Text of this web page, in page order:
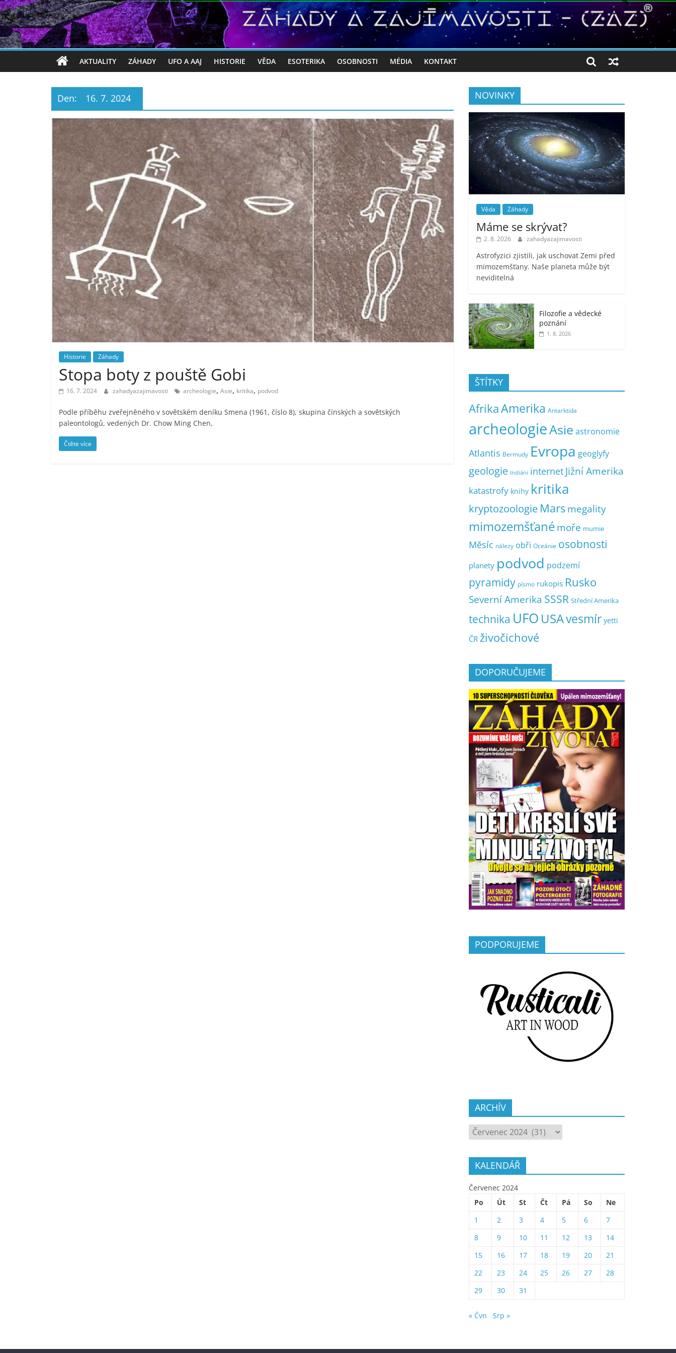
AKTUALITY ZÁHADY UFO A AAJ HISTORIE VĚDA ESOTERIKA OSOBNOSTI MÉDIA KONTAKT
Den: 16. 7. 2024
Historie Záhady
Stopa boty z pouště Gobi
16. 7. 2024 zahadyazajimavosti archeologie, Asie, kritika, podvod
Podle příběhu zveřejněného v sovětském deníku Smena (1961, číslo 8), skupina čínských a sovětských
paleontologů, vedených Dr. Chow Ming Chen,
Čtěte více
NOVINKY
Věda Záhady
Máme se skrývat?
2. 8. 2026 zahadyazajimavosti
Astrofyzici zjistili, jak uschovat Zemi před
mimozemšťany. Naše planeta může být
neviditelná
Filozofie a vědecké
poznání
1. 8. 2026
ŠTÍTKY
AfrikaAmerika Antarktida
archeologieAsie astronomie
Atlantis Bermudy Evropa geoglyfy
geologie Indiáni internet Jižní Amerika
katastrofy knihy kritika
kryptozoologie Marsmegality
mimozemšťanémoře mumie
Měsíc nálezy obři Oceánie osobnosti
planety podvod podzemí
pyramidy písmo rukopis Rusko
Severní Amerika SSSR Střední Amerika
technika UFO USAvesmír yetti
ČR živočichové
DOPORUČUJEME
PODPORUJEME
ARCHÍV
ARCHÍV
KALENDÁŘ
Červenec 2024
Po
Út St Čt Pá So
Ne
1
2 3 4 5 6
7
8
9 10 11 12 13
14
15
16 17 18 19 20
21
22
23 24 25 26 27
28
29
30 31
« Čvn Srp »